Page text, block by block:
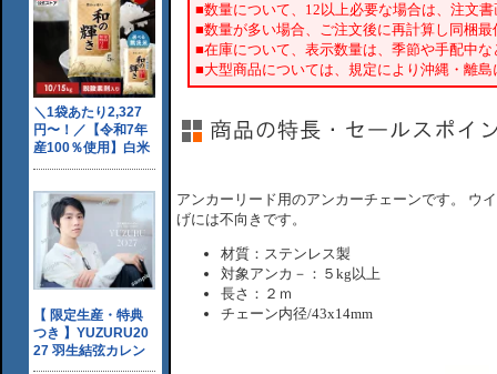
■数量について、12以上必要な場合は、注文
■数量が多い場合、ご注文後に再計算し同梱
■在庫について、表示数量は、季節や手配中
■大型商品については、規定により沖縄・離
アンカーリード用のアンカーチェーンです。 ウ
げには不向きです。
材質：ステンレス製
対象アンカ－：５kg以上
長さ：２ｍ
チェーン内径/43x14mm